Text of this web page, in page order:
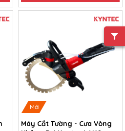
Mới
Máy Cắt Tường - Cưa Vòng